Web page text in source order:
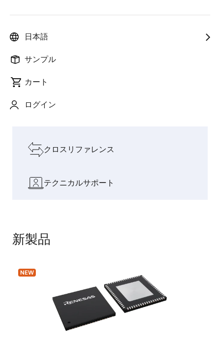
日本語
サンプル
カート
ログイン
ションで成長 の時代 のAI搭載IHクッキング なぐ架け
ソフトウェアとツール
クロスリファレンス
テクニカルサポート
新製品
NEW